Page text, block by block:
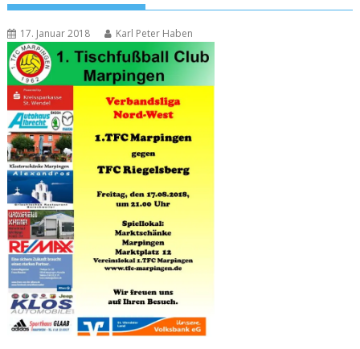
17. Januar 2018 Karl Peter Haben